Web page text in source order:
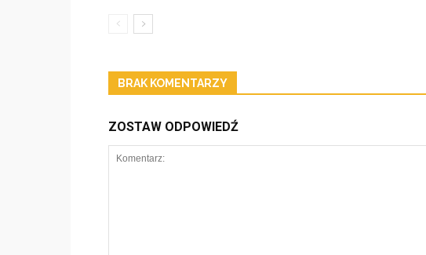
BRAK KOMENTARZY
ZOSTAW ODPOWIEDŹ